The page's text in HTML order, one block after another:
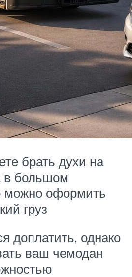
брать духи на
в большом
можно оформить
груз
доплатить, однако
ваш чемодан